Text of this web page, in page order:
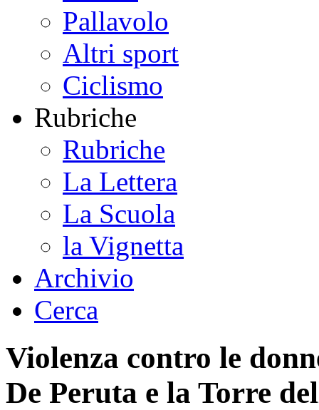
Pallavolo
Altri sport
Ciclismo
Rubriche
Rubriche
La Lettera
La Scuola
la Vignetta
Archivio
Cerca
Violenza contro le
De Peruta e la Torre